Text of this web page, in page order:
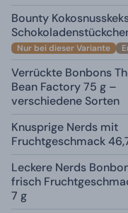
Bounty
Nur bei dieser Variante
Verrückte Bonbons
Bean Factory 75 g –
verschiedene Sorten
Knusprige Nerds mit
Fruchtgeschmack
Leckere Nerds
frisch
7 g